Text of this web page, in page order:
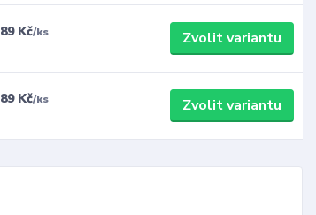
89 Kč/ks Zvolit variantu
89 Kč/ks Zvolit variantu